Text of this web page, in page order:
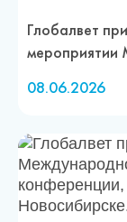
Глобалвет
мероприятии
08.06.2026